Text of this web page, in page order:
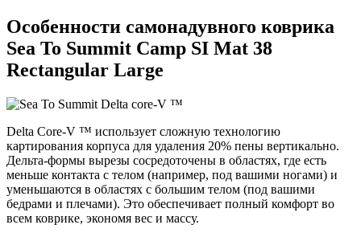
Особенности самонадувного коврика
Sea To Summit Camp SI Mat 38
Rectangular Large
Delta Core-V ™ использует сложную технологию
картирования корпуса для удаления 20% пены вертикально.
Дельта-формы вырезы сосредоточены в областях, где есть
меньше контакта с телом (например, под вашими ногами) и
уменьшаются в областях с большим телом (под вашими
бедрами и плечами). Это обеспечивает полный комфорт во
всем коврике, экономя вес и массу.